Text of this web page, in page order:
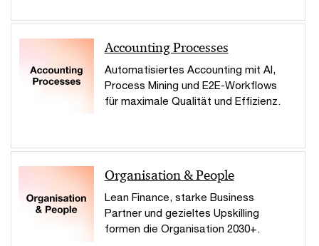
Accounting Processes
Automatisiertes Accounting mit AI,
Process Mining und E2E-Workflows
für maximale Qualität und Effizienz.
Organisation & People
Lean Finance, starke Business
Partner und gezieltes Upskilling
formen die Organisation 2030+.